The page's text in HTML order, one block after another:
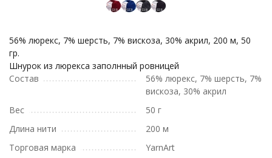
56% люрекс, 7% шерсть, 7% вискоза, 30% акрил, 200 м, 50
гр.
Шнурок из люрекса заполнный ровницей
Состав
56% люрекс, 7% шерсть, 7%
вискоза, 30% акрил
Вес
50 г
Длина нити
200 м
Торговая марка
YarnArt